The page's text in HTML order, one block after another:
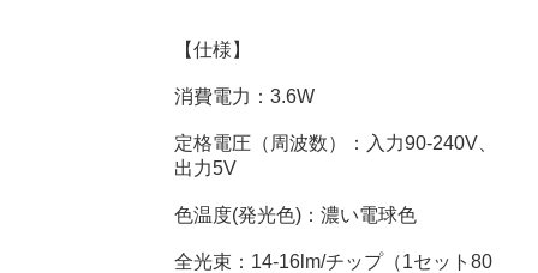
【仕様】
消費電力：3.6W
定格電圧（周波数）：入力90-240V、
出力5V
色温度(発光色)：濃い電球色
全光束：14-16lm/チップ（1セット80